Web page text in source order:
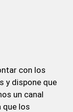
con los
y dispone que
un canal
los